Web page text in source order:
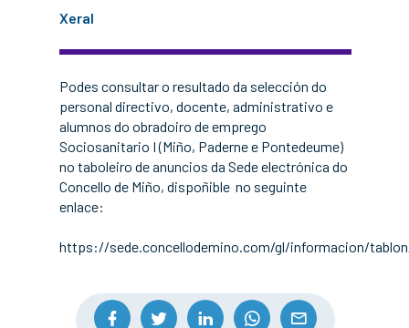
Xeral
Podes consultar o resultado da selección do
personal directivo, docente, administrativo e
alumnos do obradoiro de emprego
Sociosanitario I (Miño, Paderne e Pontedeume)
no taboleiro de anuncios da Sede electrónica do
Concello de Miño, dispoñible no seguinte
enlace:
https://sede.concellodemino.com/gl/informacion/